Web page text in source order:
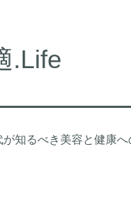
.Life
知るべき美容と健康へ